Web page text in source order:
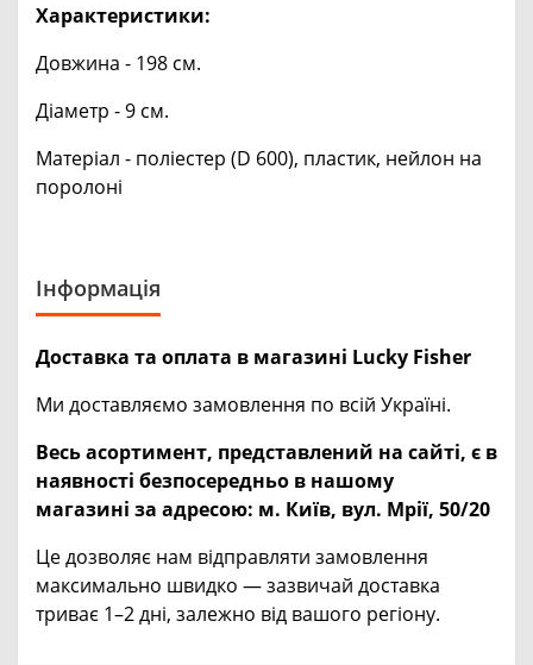
Характеристики:
Довжина - 198 см.
Діаметр - 9 см.
Матеріал - поліестер (D 600), пластик, нейлон на
поролоні
Інформація
Доставка та оплата в магазині Lucky Fisher
Ми доставляємо замовлення по всій Україні.
Весь асортимент, представлений на сайті, є в
наявності безпосередньо в нашому
магазині за адресою: м. Київ, вул. Мрії, 50/20
Це дозволяє нам відправляти замовлення
максимально швидко — зазвичай доставка
триває 1–2 дні, залежно від вашого регіону.